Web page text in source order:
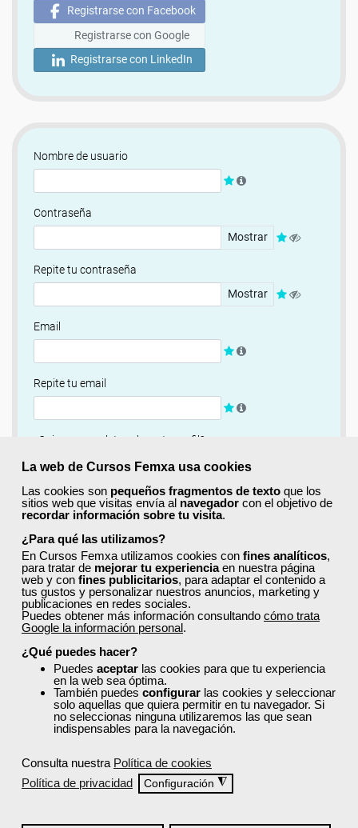
La web de Cursos Femxa usa cookies
Las cookies son pequeños fragmentos de texto que los
sitios web que visitas envía al navegador con el objetivo de
recordar información sobre tu visita.
¿Para qué las utilizamos?
En Cursos Femxa utilizamos cookies con fines analíticos,
para tratar de mejorar tu experienciaen nuestra página
web y con fines publicitarios, para adaptar el contenido a
tus gustos y personalizar nuestros anuncios, marketing y
publicaciones en redes sociales.
Puedes obtener más información consultando cómo trata
Google la información personal.
¿Qué puedes hacer?
Puedes aceptar las cookies para que tu experiencia
en la web sea óptima.
También puedes configurar las cookies y seleccionar
solo aquellas que quiera permitir en tu navegador. Si
no seleccionas ninguna utilizaremos las que sean
indispensables para la navegación.
Consulta nuestra Política de cookies
Política de privacidad
Configuración ◮
Registrarse con Facebook
Registrarse con Google
Registrarse con LinkedIn
Nombre de usuario
Contraseña
Mostrar
Repite tu contraseña
Mostrar
Email
Repite tu email
¿Quieres completar ahora tu perfil?
Si
No, completaré mi perfil más adelante
Newsletter
Si, quiero recibir información sobre cursos, ofertas
exclusivas y recursos para el aprendizaje.
Términos y condiciones
He leído y acepto la Política de Privacidad
Registrarse
Quiénes Somos:
Especialistas en consultoría y formación para el empleo
Nuestro objetivo diario es, única y exclusivamente, ayudarte a
conseguir tus metas profesionales ofreciéndote los mejores